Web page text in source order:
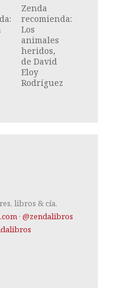
Zenda
recomienda:
Los
animales
heridos,
de David
Eloy
Rodríguez
libros & cía.
· @zendalibros